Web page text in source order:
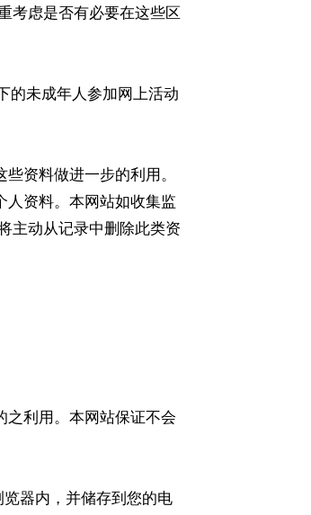
考虑是否有必要在这些区
的未成年人参加网上活动
资料做进一步的利用。
资料。本网站如收集监
主动从记录中删除此类资
利用。本网站保证不会
器内，并储存到您的电